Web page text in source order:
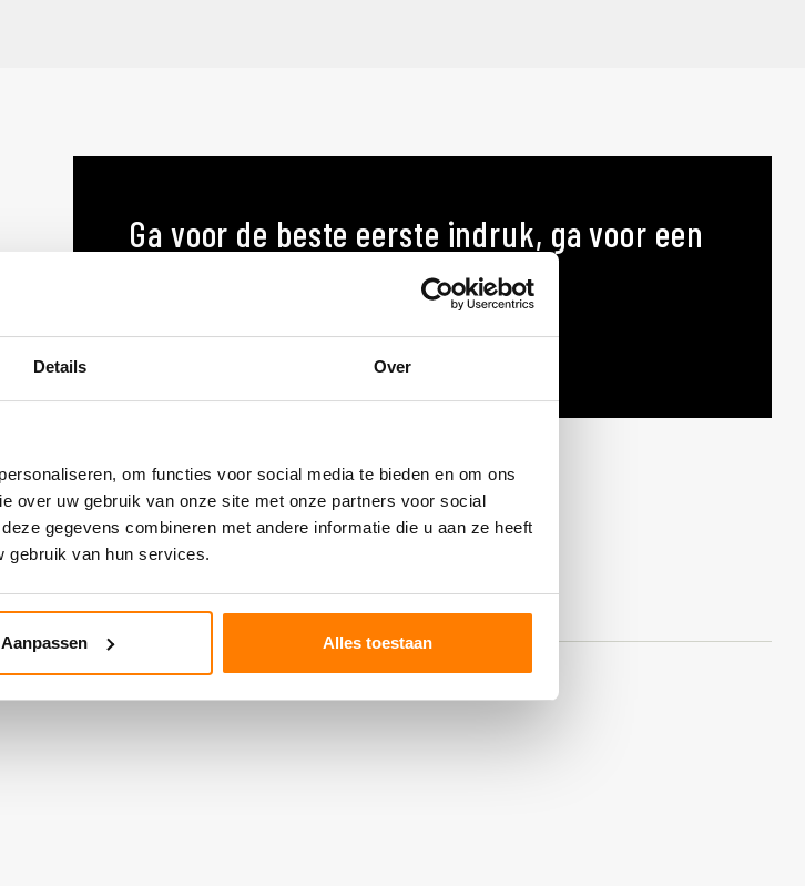
Details Over
om functies voor social media te bieden en om ons
over uw gebruik van onze site met onze partners voor social
gegevens combineren met andere informatie die u aan ze heeft
gebruik van hun services.
Aanpassen Alles toestaan
Ga voor de beste eerste indruk, ga voor een
MENUKAARTEN OP MAAT